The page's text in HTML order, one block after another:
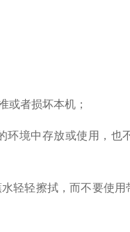
者损坏本机；
境中存放或使用，也
轻擦拭，而不要使用